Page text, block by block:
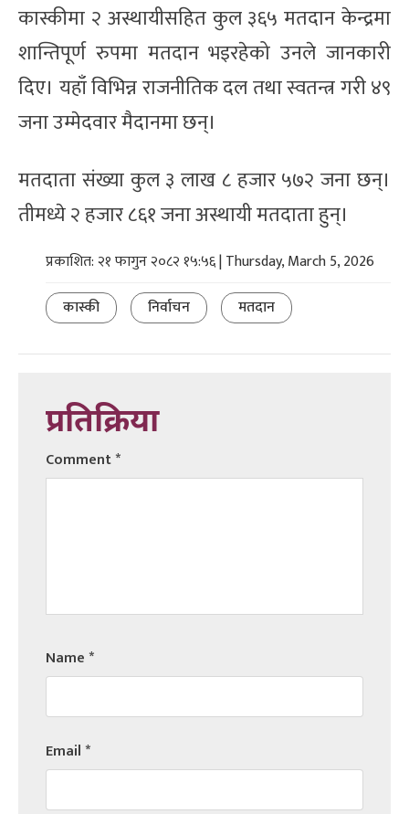
कास्कीमा २ अस्थायीसहित कुल ३६५ मतदान केन्द्रमा
शान्तिपूर्ण रुपमा मतदान भइरहेको उनले जानकारी
दिए। यहाँ विभिन्न राजनीतिक दल तथा स्वतन्त्र गरी ४९
जना उम्मेदवार मैदानमा छन्।
मतदाता संख्या कुल ३ लाख ८ हजार ५७२ जना छन्।
तीमध्ये २ हजार ८६१ जना अस्थायी मतदाता हुन्।
प्रकाशित: २१ फागुन २०८२ १५:५६ | Thursday, March 5, 2026
कास्की
निर्वाचन मतदान
प्रतिक्रिया
Comment*
Name*
Email*